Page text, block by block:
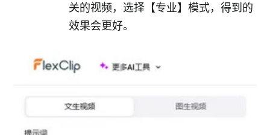
关的视频，选择【专业】模式，得到的
效果会更好。